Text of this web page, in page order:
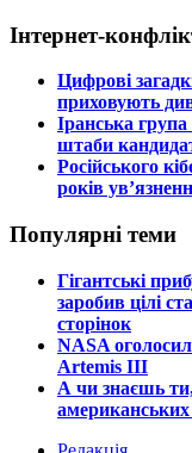
Інтернет-
​Цифрові
приховують
​Іранська
штаби
​Російського
років
Популярні теми
​Гігантські
заробив цілі
сторінок
​NASA
Artemis III
​А чи знаєшь
американських